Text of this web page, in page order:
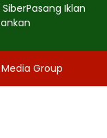
Pasang Iklan
Media Group